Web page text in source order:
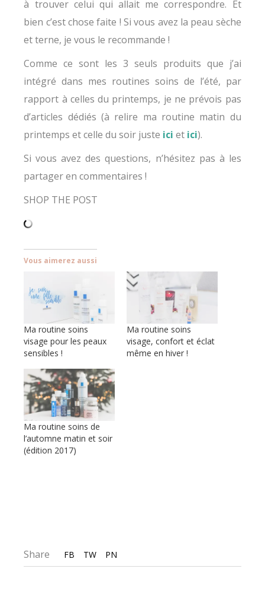
à trouver celui qui allait me correspondre. Et
bien c’est chose faite ! Si vous avez la peau sèche
et terne, je vous le recommande !
Comme ce sont les 3 seuls produits que j’ai
intégré dans mes routines soins de l’été, par
rapport à celles du printemps, je ne prévois pas
d’articles dédiés (à relire ma routine matin du
printemps et celle du soir juste ici et ici).
Si vous avez des questions, n’hésitez pas à les
partager en commentaires !
SHOP THE POST
Vous aimerez aussi
Ma routine soins
visage pour les peaux
sensibles !
Ma routine soins
visage, confort et éclat
même en hiver !
Ma routine soins de
l’automne matin et soir
(édition 2017)
Share FB TW PN